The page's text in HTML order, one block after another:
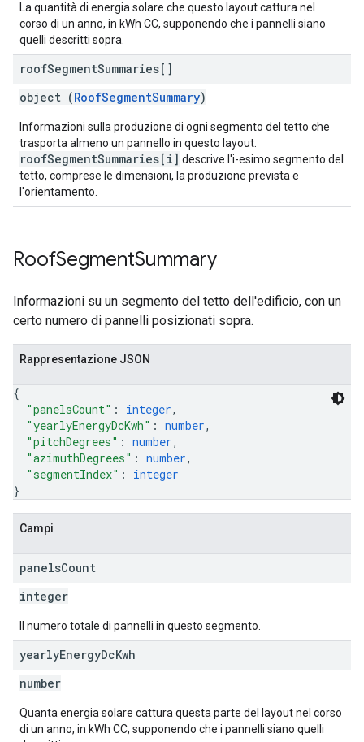
La quantità di energia solare che questo layout cattura nel
corso di un anno, in kWh CC, supponendo che i pannelli siano
quelli descritti sopra.
roofSegmentSummaries[]
object (RoofSegmentSummary)
Informazioni sulla produzione di ogni segmento del tetto che
trasporta almeno un pannello in questo layout.
roofSegmentSummaries[i] descrive l'i-esimo segmento del
tetto, comprese le dimensioni, la produzione prevista e
l'orientamento.
RoofSegmentSummary
Informazioni su un segmento del tetto dell'edificio, con un
certo numero di pannelli posizionati sopra.
Rappresentazione JSON
{
"panelsCount" : integer,
"yearlyEnergyDcKwh" : number,
"pitchDegrees" : number,
"azimuthDegrees" : number,
"segmentIndex" : integer
}
Campi
panelsCount
integer
Il numero totale di pannelli in questo segmento.
yearlyEnergyDcKwh
number
Quanta energia solare cattura questa parte del layout nel corso
di un anno, in kWh CC, supponendo che i pannelli siano quelli